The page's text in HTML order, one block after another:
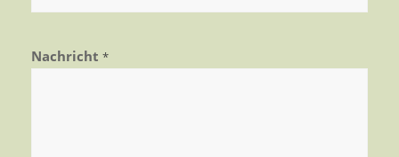
Nachricht *